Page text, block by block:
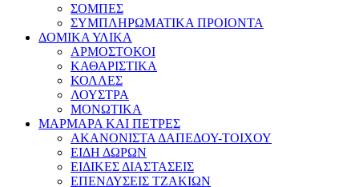
ΣΟΜΠΕΣ
ΣΥΜΠΛΗΡΩΜΑΤΙΚΑ ΠΡΟΙΟΝΤΑ
ΔΟΜΙΚΑ ΥΛΙΚΑ
ΑΡΜΟΣΤΟΚΟΙ
ΚΑΘΑΡΙΣΤΙΚΑ
ΚΟΛΛΕΣ
ΛΟΥΣΤΡΑ
ΜΟΝΩΤΙΚΑ
ΜΑΡΜΑΡΑ ΚΑΙ ΠΕΤΡΕΣ
ΑΚΑΝΟΝΙΣΤΑ ΔΑΠΕΔΟΥ-ΤΟΙΧΟΥ
ΕΙΔΗ ΔΩΡΩΝ
ΕΙΔΙΚΕΣ ΔΙΑΣΤΑΣΕΙΣ
ΕΠΕΝΔΥΣΕΙΣ ΤΖΑΚΙΩΝ